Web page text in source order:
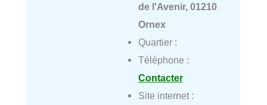
de l'Avenir, 01210
Ornex
Quartier :
Téléphone :
Contacter
Site internet :